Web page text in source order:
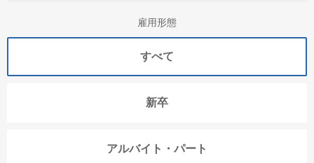
雇用形態
すべて
新卒
アルバイト・パート